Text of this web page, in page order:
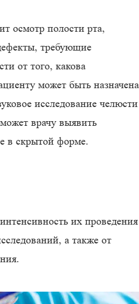
осмотр полости рта,
требующие
от того, какова
может быть назначена
исследование челюсти
врачу выявить
в скрытой форме.
их проведения
а также от